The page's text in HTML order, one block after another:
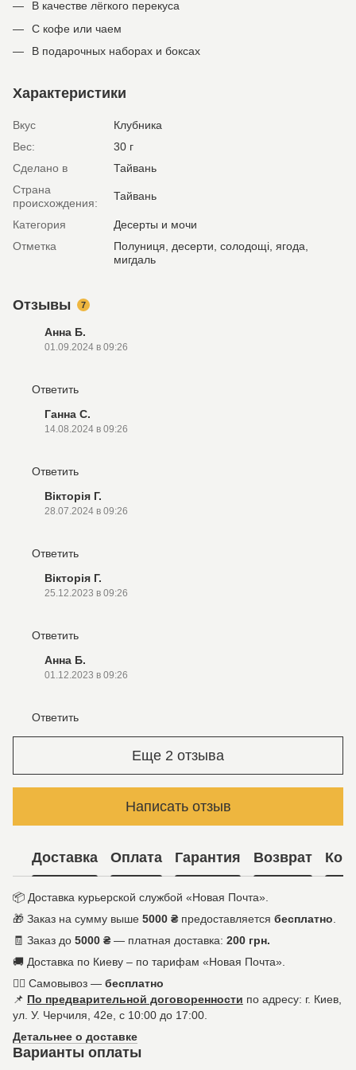
В качестве лёгкого перекуса
С кофе или чаем
В подарочных наборах и боксах
Характеристики
Вкус
Клубника
Вес:
30 г
Сделано в
Тайвань
Страна
происхождения:
Тайвань
Категория
Десерты и мочи
Отметка
Полуниця, десерти, солодощі, ягода,
мигдаль
Отзывы 7
Анна Б.
01.09.2024 в 09:26
Ответить
Ганна С.
14.08.2024 в 09:26
Ответить
Вікторія Г.
28.07.2024 в 09:26
Ответить
Вікторія Г.
25.12.2023 в 09:26
Ответить
Анна Б.
01.12.2023 в 09:26
Ответить
Еще 2 отзыва
Написать отзыв
Доставка Оплата Гарантия Возврат
📦 Доставка курьерской службой «Новая Почта».
🎁 Заказ на сумму выше 5000 ₴ предоставляется бесплатно
🧾 Заказ до 5000 ₴ — платная доставка: 200 грн.
🚚 Доставка по Киеву – по тарифам «Новая Почта».
🚶‍♀️ Самовывоз — бесплатно
📌 По предварительной договоренности по адресу: г. Киев,
ул. У. Черчиля, 42е, с 10:00 до 17:00.
Детальнее о доставке
Варианты оплаты